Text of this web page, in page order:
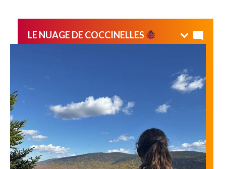
LE NUAGE DE COCCINELLES